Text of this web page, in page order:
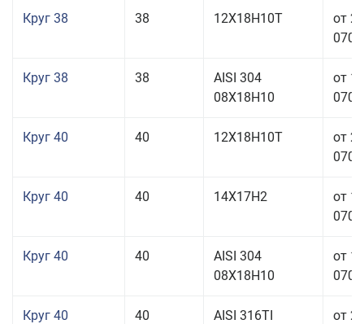
Круг 38 38 12Х18Н10Т
от
Круг 38 38
AISI 304
08Х18Н10
от
Круг 40 40 12Х18Н10Т
от
Круг 40 40 14Х17Н2
от
Круг 40 40
AISI 304
08Х18Н10
от
Круг 40 40
AISI 316TI
от